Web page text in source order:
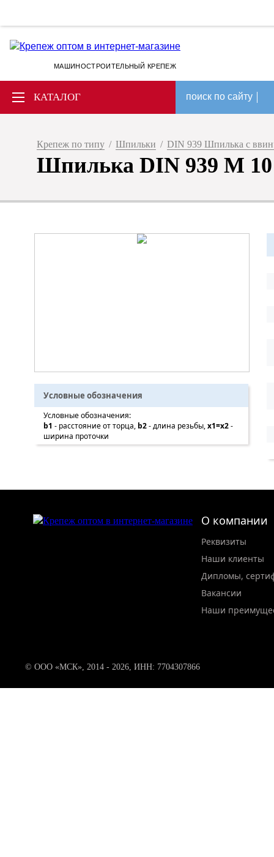
МАШИНОСТРОИТЕЛЬНЫЙ КРЕПЕЖ
КАТАЛОГ поиск по сайту
Крепеж по типу / Шпильки / DIN 939 Шпилька с
Шпилька DIN 939 M 10
Условные обозначения
Условные обозначения:
b1 - расстояние от торца, b2- длина резьбы,x1=x2-
ширина проточки
О компании
Реквизиты
Наши клиенты
Дипломы,
Вакансии
Наши
© ООО «МСК», 2014 - 2026, ИНН: 7704307866